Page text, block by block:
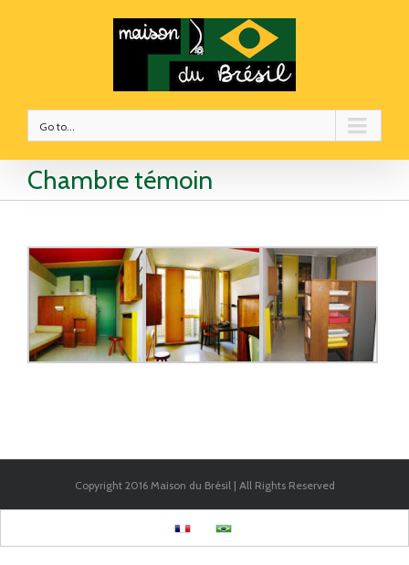
Go to...
Chambre témoin
Copyright 2016 Maison du Brésil | All Rights Reserved